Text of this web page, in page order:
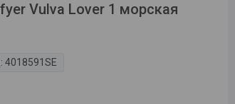
Vulva Lover 1 морская
4018591SE